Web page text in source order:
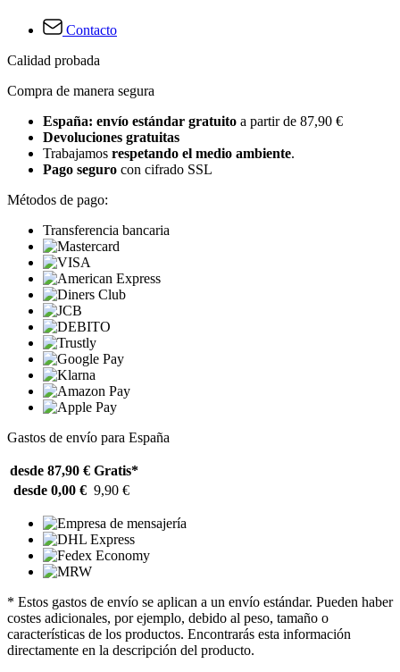
Contacto
Calidad probada
Compra de manera segura
España: envío estándar gratuito a partir de 87,90 €
Devoluciones gratuitas
Trabajamos respetando el medio ambiente.
Pago seguro con cifrado SSL
Métodos de pago:
Transferencia bancaria
Gastos de envío para España
desde 87,90 € Gratis*
desde 0,00 € 9,90 €
* Estos gastos de envío se aplican a un envío estándar. Pueden haber
costes adicionales, por ejemplo, debido al peso, tamaño o
características de los productos. Encontrarás esta información
directamente en la descripción del producto.